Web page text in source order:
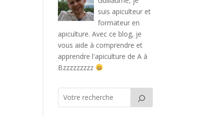
suis apiculteur et
formateur en
apiculture. Avec ce blog, je
vous aide à comprendre et
apprendre l'apiculture de A à
Bzzzzzzzzz